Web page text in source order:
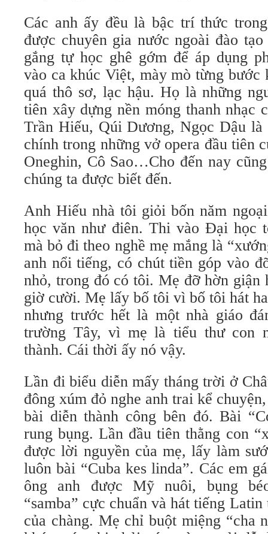
Các anh ấy đều là bậc trí thức
được chuyên gia nước ngoài đào
gắng tự học ghê gớm để áp dụng
vào ca khúc Việt, mày mò từng bước
quá thô sơ, lạc hậu. Họ là những
tiên xây dựng nền móng thanh nhạc
Trần Hiếu, Qúi Dương, Ngọc Dậu là
chính trong những vở opera đầu tiên
Oneghin, Cô Sao…Cho đến nay
chúng ta được biết đến.
Anh Hiếu nhà tôi giỏi bốn năm
học văn như điên. Thi vào Đại học
mà bỏ đi theo nghề mẹ mắng là
anh nổi tiếng, có chút tiền góp vào
nhỏ, trong đó có tôi. Mẹ đỡ hờn giận
giờ cười. Mẹ lấy bố tôi vì bố tôi hát
nhưng trước hết là một nhà giáo
trường Tây, vì mẹ là tiểu thư con
thành. Cái thời ấy nó vậy.
Lần đi biểu diễn mấy tháng trời ở
đông xúm đỏ nghe anh trai kể
bài diễn thành công bên đó. Bài
rung bụng. Lần đầu tiên thằng con
được lời nguyền của mẹ, lấy làm
luôn bài “Cuba kes linda”. Các em
ông anh được Mỹ nuôi, bụng
“samba” cực chuẩn và hát tiếng
của chàng. Mẹ chỉ buột miệng “cha